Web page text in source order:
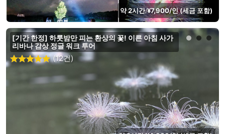
약 2시간/¥7,900/인 (세금 포함)
[기간 한정] 하룻밤만 피는 환상의 꽃! 이른 아침 사가
리바나 감상 정글 워크 투어
(12건)